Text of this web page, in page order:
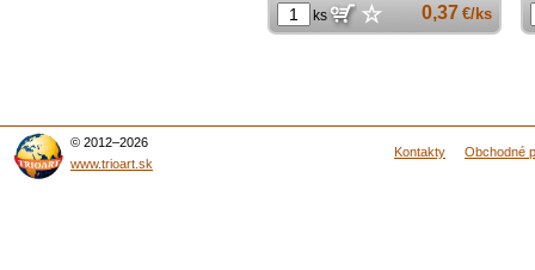
0,37 €/ks
ks
☆
© 2012–2026
www.trioart.sk
Kontakty Obchodné